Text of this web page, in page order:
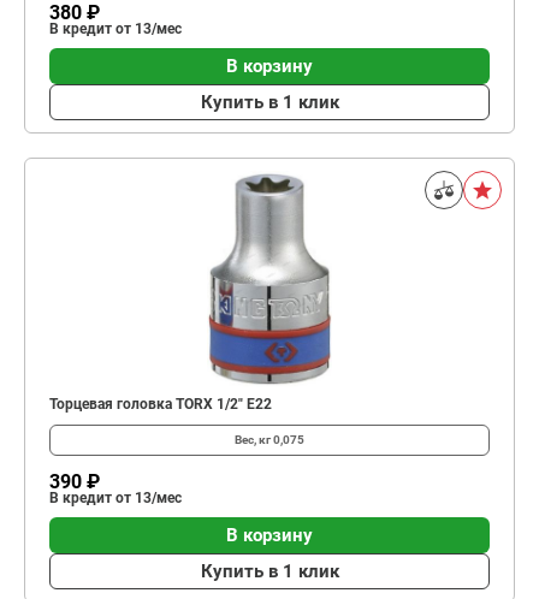
380 ₽
В кредит от 13/мес
В корзину
Купить в 1 клик
Торцевая головка TORX 1/2" Е22
Вес, кг0,075
390 ₽
В кредит от 13/мес
В корзину
Купить в 1 клик